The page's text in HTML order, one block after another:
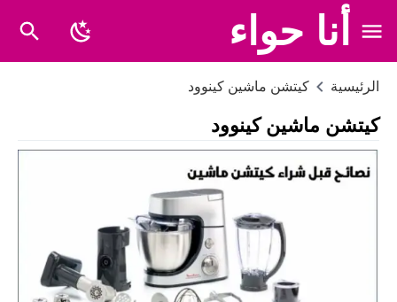
أنا حواء
الرئيسية كيتشن ماشين كينوود
كيتشن ماشين كينوود